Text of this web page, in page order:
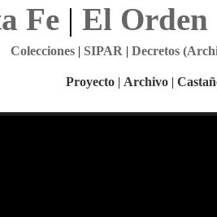
Fe| El Orden
Colecciones| SIPAR | Decretos
Proyecto | Archivo |